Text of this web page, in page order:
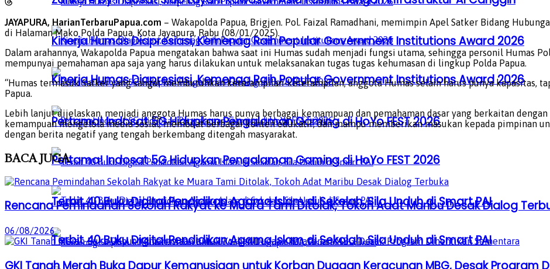
Kinerja Humas Diapresiasi, Kemenag Raih Popular Government Institutions Award 2026
Pertama! Indosat 5G Hidupkan Pengalaman Gaming di HoYo FEST 2026
Terbit 40 Buku Digital Pendidikan Agama Islam di Sekolah, Sila Unduh di Smart PAI
Kinerja Humas Diapresiasi, Kemenag Raih Popular Government Institutions Award 2026
Pertama! Indosat 5G Hidupkan Pengalaman Gaming di HoYo FEST 2026
Terbit 40 Buku Digital Pendidikan Agama Islam di Sekolah, Sila Unduh di Smart PAI
JAYAPURA, HarianTerbaruPapua.com – Wakapolda Papua, Brigjen. Pol. Faizal Ramadhani, memimpin Apel Satker Bidang
di Halaman Mako Polda Papua, Kota Jayapura, Rabu (08/01/2025).
Dalam arahannya, Wakapolda Papua mengatakan bahwa saat ini Humas sudah menjadi fungsi utama, sehingga personil Humas
mempunyai pemahaman apa saja yang harus dilakukan untuk melaksanakan tugas tugas kehumasan di lingkup Polda Papua.
“Humas termasuk Satker yang sangat membutuhkan keterampilan-keterampilan, anggota Humas selain harus punya kapasitas,
Papua.
Lebih lanjut dijelaskan, menjadi anggota Humas harus punya berbagai kemampuan dan pemahaman dasar yang berkaitan
kemampuan mengelola media sosial, membuat berbagai konten edukatif, dan mampu memberikan masukan kepada pimpinan
dengan berita negatif yang tengah berkembang ditengah masyarakat.
BACAJUGA
Rencana Pemindahan Sekolah Rakyat ke Muara Tami Ditolak, Tokoh Adat Maribu Desak Dialog
06/08/2026
GKI Tanah Merah Buka Dapur Kemanusiaan untuk Korban Dugaan Keracunan MBG, Desak Program